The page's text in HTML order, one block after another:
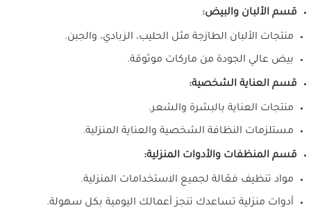
قسم الألبان والبيض:
منتجات الألبان الطازجة مثل الحليب، الزبادي، والجبن.
بيض عالي الجودة من ماركات موثوقة.
قسم العناية الشخصية:
منتجات العناية بالبشرة والشعر.
مستلزمات النظافة الشخصية والعناية المنزلية.
قسم المنظفات والأدوات المنزلية:
مواد تنظيف فعّالة لجميع الاستخدامات المنزلية.
أدوات منزلية تساعدك تنجز أعمالك اليومية بكل سهولة.